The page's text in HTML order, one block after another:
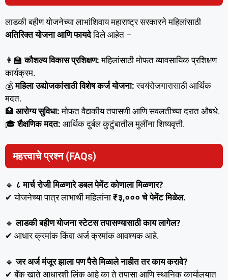
लाडकी बहीण योजनेच्या लाभांशिवाय महाराष्ट्र सरकारने महिलांसाठी
अतिरिक्त योजना आणि फायदेदिले आहेत –
👩‍🏫कौशल्य विकास प्रशिक्षण: महिलांसाठी मोफत व्यावसायिक प्रशिक्षण
कार्यक्रम.
💰महिला उद्योजकांसाठी विशेष कर्ज योजना: स्वयंरोजगारासाठी आर्थिक
मदत.
🏥 आरोग्य सुविधा: मोफत वैद्यकीय तपासणी आणि सवलतीच्या दरात औषधे.
🎓शैक्षणिक मदत: आर्थिक दुर्बल कुटुंबातील मुलींना शिष्यवृत्ती.
महत्त्वाचे प्रश्न (FAQs)
🔹 ८ मार्च रोजी मिळणारे डबल पेमेंट कोणाला मिळणार?
✔ योजनेच्या पात्र लाभार्थी महिलांना ₹३,००० चे पेमेंट मिळेल.
🔹लाडकी बहीण योजना स्टेटस तपासण्यासाठी काय लागेल?
✔ आधार क्रमांक किंवा अर्ज क्रमांक आवश्यक आहे.
🔹जर अर्ज मंजूर झाला पण पैसे मिळाले नाहीत तर काय करावे?
✔ बँक खाते आधारशी लिंक आहे का ते तपासा आणि स्थानिक कार्यालयात